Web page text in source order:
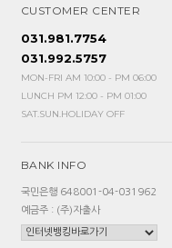
CUSTOMER CENTER
031.981.7754
031.992.5757
MON-FRI AM 10:00 - PM 06:00
LUNCH PM 12:00 - PM 01:00
SAT.SUN.HOLIDAY OFF
BANK INFO
국민은행 648001-04-031962
예금주 : (주)자출사